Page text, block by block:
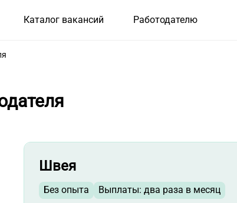
Каталог вакансий Работодателю
Швея
Без опыта Выплаты: два раза в месяц